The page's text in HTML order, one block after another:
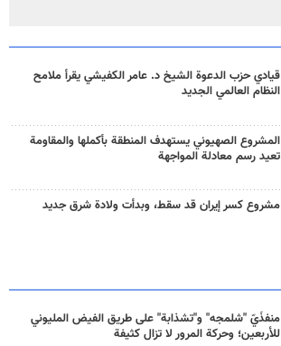
قيادي حزب الدعوة الشيخ د. عامر الكفيشي يقرأ ملامح
النظام العالمي الجديد
المشروع الصهيوني يستهدف المنطقة بأكملها والمقاومة
تعيد رسم معادلة المواجهة
مشروع كسر إيران قد سقط، وبدأت ولادة شرق جديد
منفذَيّ "شلمجه" و"تشذابة" على طريق الفيض المليوني
للأربعين؛ وحركة المرور لا تزال كثيفة